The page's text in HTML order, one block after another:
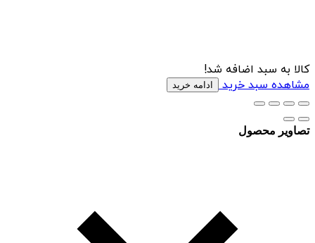
کالا به سبد اضافه شد!
مشاهده سبد خرید
ادامه خرید
تصاویر محصول